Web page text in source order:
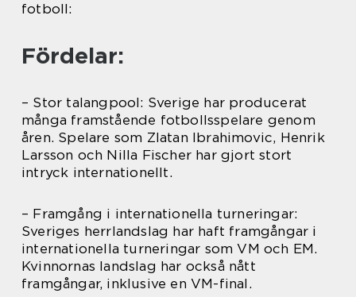
fotboll:
Fördelar:
– Stor talangpool: Sverige har producerat
många framstående fotbollsspelare genom
åren. Spelare som Zlatan Ibrahimovic, Henrik
Larsson och Nilla Fischer har gjort stort
intryck internationellt.
– Framgång i internationella turneringar:
Sveriges herrlandslag har haft framgångar i
internationella turneringar som VM och EM.
Kvinnornas landslag har också nått
framgångar, inklusive en VM-final.